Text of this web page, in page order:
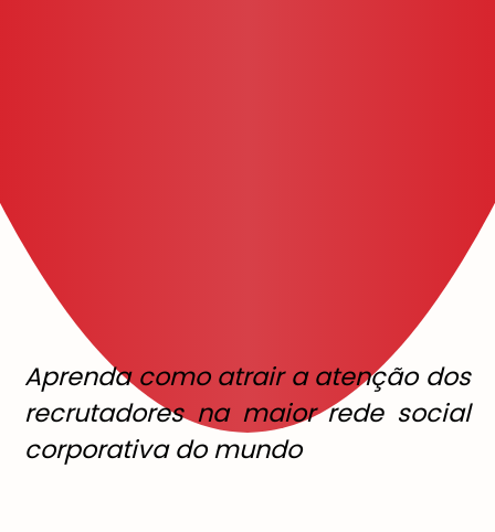
Aprenda como atrair a atenção dos
recrutadores na maior rede social
corporativa do mundo